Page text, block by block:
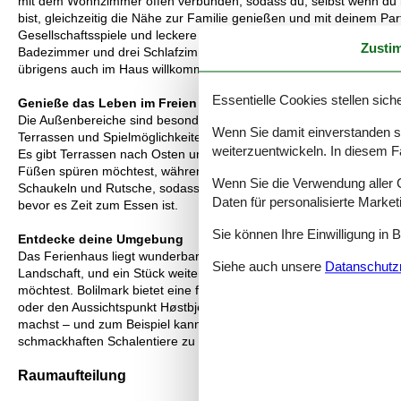
bist, gleichzeitig die Nähe zur Familie genießen und mit deinem
Gesellschaftsspiele und leckere Mahlzeiten, und im komfortablen
Badezimmer und drei Schlafzimmer gehören zur Raumaufteilung,
übrigens auch im Haus willkommen.
Genieße das Leben im Freien
Die Außenbereiche sind besonders schön, denn es gibt viel Platz
Terrassen und Spielmöglichkeiten gut ab, sodass du und deine
Es gibt Terrassen nach Osten und Westen, und du kannst dich
Füßen spüren möchtest, während du deinen Vormittagskaffee
Schaukeln und Rutsche, sodass die Kinder beschäftigt sind,
bevor es Zeit zum Essen ist.
Entdecke deine Umgebung
Das Ferienhaus liegt wunderbar im gemütlichen und friedlichen
Landschaft, und ein Stück weiter den Ringvejen hinunter kannst
möchtest. Bolilmark bietet eine fantastische Heidelandschaft, und
oder den Aussichtspunkt Høstbjerg besteigen. Das Wattenmeer
machst – und zum Beispiel kannst du an einer geführten
schmackhaften Schalentiere zu sammeln.
Raumaufteilung
Essentielle Cookies stellen
Wenn Sie damit einverstanden
weiterzuentwickeln. In diesem
Wenn Sie die Verwendung
Daten für personalisierte
Sie können Ihre Einwilligung in
Siehe auch unsere